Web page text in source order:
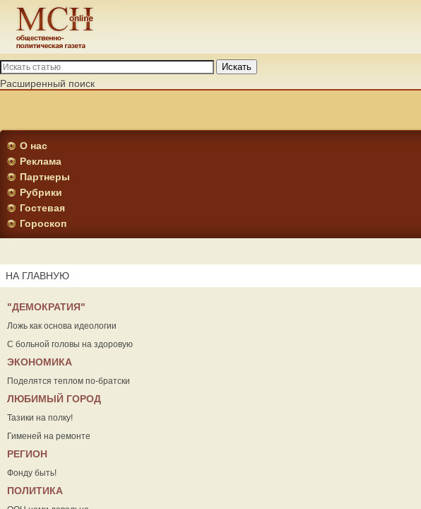
Искать
Расширенный поиск
О нас
Реклама
Партнеры
Рубрики
Гостевая
Гороскоп
НА ГЛАВНУЮ
"ДЕМОКРАТИЯ"
Ложь как основа идеологии
С больной головы на здоровую
ЭКОНОМИКА
Поделятся теплом по-братски
ЛЮБИМЫЙ ГОРОД
Тазики на полку!
Гименей на ремонте
РЕГИОН
Фонду быть!
ПОЛИТИКА